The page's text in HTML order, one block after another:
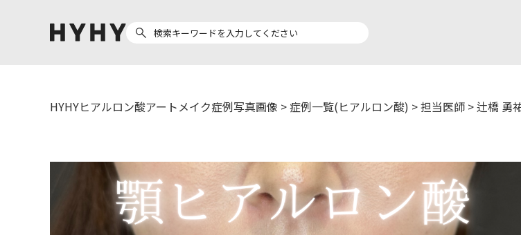
医療脱毛症例一覧
アートメイク症例一覧
Preparation
製剤から探す
ザーフ(XERF)
HYHYヒアルロン酸アートメイク症例写真画像 >症例一覧(ヒアルロン酸) >担当医師 >辻橋 勇